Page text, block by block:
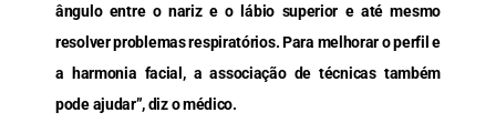
ângulo entre o nariz e o lábio superior e até mesmo
resolver problemas respiratórios. Para melhorar o perfil e
a harmonia facial, a associação de técnicas também
pode ajudar”, diz o médico.